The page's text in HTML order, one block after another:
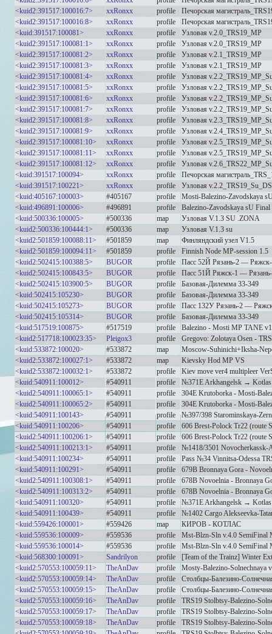
<kuid2:391517:100016:7>
xxRonxx profile
Печорская
<kuid2:391517:100016:8>
xxRonxx profile
Печорская
<kuid:391517:100081>
xxRonxx profile
Узловая v.2.0_TRS19_MP
<kuid2:391517:100081:1>
xxRonxx profile
Узловая v.2.0_TRS19_MP
<kuid2:391517:100081:2>
xxRonxx profile
Узловая v.2.1_TRS19_MP
<kuid2:391517:100081:3>
xxRonxx profile
Узловая v.2.1_TRS19_MP
<kuid2:391517:100081:4>
xxRonxx profile
Узловая
<kuid2:391517:100081:5>
xxRonxx profile
Узловая
<kuid2:391517:100081:6>
xxRonxx profile
Узловая
<kuid2:391517:100081:7>
xxRonxx profile
Узловая
<kuid2:391517:100081:8>
xxRonxx profile
Узловая
<kuid2:391517:100081:9>
xxRonxx profile
Узловая
<kuid2:391517:100081:10>
xxRonxx profile
Узловая
<kuid2:391517:100081:11>
xxRonxx profile
Узловая
<kuid2:391517:100081:12>
xxRonxx profile
Узловая
<kuid:391517:100094>
xxRonxx profile
Печорская
<kuid:391517:100221>
xxRonxx profile
Узловая
<kuid:405167:100003>
#405167 profile
Mosti-Balezino-Zavodskaya
<kuid:496891:100006>
#496891 profile
Balezino-Zavodskaya sU
<kuid:500336:100005>
#500336 map
Узловая V.1.3 SU .ZONA
<kuid2:500336:100444:1>
#500336 map
Узловая V.1.3 su
<kuid2:501859:100088:11>
#501859 map
Финляндский узел V1.5
<kuid2:501859:100094:11>
#501859 profile
Finnish Node MP-session 1.5
<kuid2:502415:100388:5>
BUGOR profile
Пасс 52Й Рязань-2 —
<kuid2:502415:100843:5>
BUGOR profile
Пасс 51Й Ряжск-1 —
<kuid2:502415:103900:5>
BUGOR profile
Базовая-Дилемма 33-349
<kuid:502415:105230>
BUGOR profile
Базовая-Дилемма 33-349
<kuid:502415:105273>
BUGOR profile
Пасс 132У Рязань-2 —
<kuid:502415:105314>
BUGOR profile
Базовая-Дилемма 33-349
<kuid:517519:100875>
#517519 profile
Balezino - Mosti MP TANE
<kuid2:517718:100023:35>
Pleigox3 profile
Gregovo: Zolotaya Osen -
<kuid:533872:100020>
#533872 map
Moscow-Suhinichi+Iksha-
<kuid2:533872:100027:1>
#533872 map
Kievsky Hod MP VS
<kuid2:533872:100032:1>
#533872 profile
Kiev move ver4 multipleer
<kuid:540911:100012>
#540911 profile
№371E Arkhangelsk → Kotlas
<kuid2:540911:100065:1>
#540911 profile
304E Krutoborka - Mosti-
<kuid2:540911:100065:2>
#540911 profile
304E Krutoborka - Mosti-
<kuid:540911:100143>
#540911 profile
№397/398 Starominskaya-
<kuid:540911:100206>
#540911 profile
606 Brest-Polock Tr22 (route
<kuid2:540911:100206:1>
#540911 profile
606 Brest-Polock Tr22 (route
<kuid2:540911:100213:1>
#540911 profile
№1418/3501 Novocherkassk-
<kuid:540911:100234>
#540911 profile
Pass №34 Vinnitsa-Odessa
<kuid:540911:100291>
#540911 profile
679B Bronnaya Gora -
<kuid2:540911:100308:1>
#540911 profile
678B Novoelnia - Bronnaya
<kuid2:540911:100313:2>
#540911 profile
678B Novoelnia - Bronnaya
<kuid:540911:100320>
#540911 profile
№371E Arkhangelsk → Kotlas
<kuid:540911:100439>
#540911 profile
№1402 Cargo Alekseevka-
<kuid:559426:100001>
#559426 map
КИРОВ - КОТЛАС
<kuid:559536:100009>
#559536 profile
Mst-Blzn-Sln v.4.0 SemiFinal
<kuid:559536:100014>
#559536 profile
Mst-Blzn-Sln v.4.0 SemiFinal
<kuid:568300:100091>
Sandrilyon profile
[Team of the Trainz] Winter
<kuid2:570553:100059:11>
TheAnDav profile
Mosty-Balezino-Solnechnaya
<kuid2:570553:100059:14>
TheAnDav profile
Столбцы-Балезино-
<kuid2:570553:100059:15>
TheAnDav profile
Столбцы-Балезино-
<kuid2:570553:100059:16>
TheAnDav profile
TRS19 Stolbtsy-Balezino-
<kuid2:570553:100059:17>
TheAnDav profile
TRS19 Stolbtsy-Balezino-
<kuid2:570553:100059:18>
TheAnDav profile
TRS19 Stolbtsy-Balezino-